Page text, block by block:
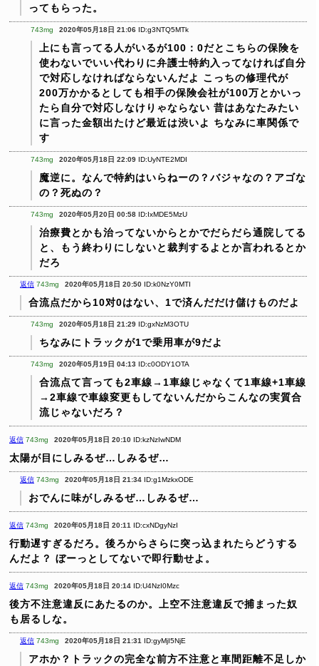
ってもらった。
743mg 2020年05月18日 21:06 ID:g3NTQ5MTk
上にも言ってる人がいるが100：0だとこちらの保険を
使わないでいい代わりに弁護士特約入ってなければ自分
で対応しなければならないんだよ こっちの修理代が
200万かかるとしても相手の保険会社が100万とかいっ
たら自分で対応しなけりゃならない 昔はあなたみたい
に言った金額出たけど最近は渋いよ ちなみに車関係で
す
743mg 2020年05月18日 22:09 ID:UyNTE2MDI
魔逆に。なんで特約はいらねーの？バジャなの？アゴな
の？死ぬの？
743mg 2020年05月20日 00:58 ID:IxMDE5MzU
治療費とかも治ってないからとかでだらだら通院してる
と、もう終わりにしないと裁判するよとか言われるとか
だろ
返信 743mg 2020年05月18日 20:50 ID:k0NzY0MTI
合流点だから10对0はない、1で済んだだけ儲けものだよ
743mg 2020年05月18日 21:29 ID:gxNzM3OTU
ちなみにトラックが1で乗用車が9だよ
743mg 2020年05月19日 04:13 ID:c0ODY1OTA
合流点て言っても2車線→1車線じゃなくて1車線+1車線
→2車線で車線変更もしてないんだからこんなの実質合
流じゃないだろ？
返信 743mg 2020年05月18日 20:10 ID:kzNzIwNDM
太陽が目にしみるぜ…しみるぜ…
返信 743mg 2020年05月18日 21:34 ID:g1MzkxODE
おでんに味がしみるぜ…しみるぜ…
返信 743mg 2020年05月18日 20:11 ID:cxNDgyNzI
行動遅すぎるだろ。後ろからさらに突っ込まれたらどうする
んだよ？ ぼーっとしてないで即行動せよ。
返信 743mg 2020年05月18日 20:14 ID:U4NzI0Mzc
後方不注意違反にあたるのか。上空不注意違反で捕まった奴
も居るしな。
返信 743mg 2020年05月18日 21:31 ID:gyMjI5NjE
アホか？トラックの完全な前方不注意と車間距離不足しか